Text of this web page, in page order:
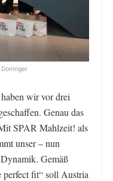
wir vor drei
Genau das
SPAR Mahlzeit! als
unser – nun
Gemäß
perfect fit“ soll Austria